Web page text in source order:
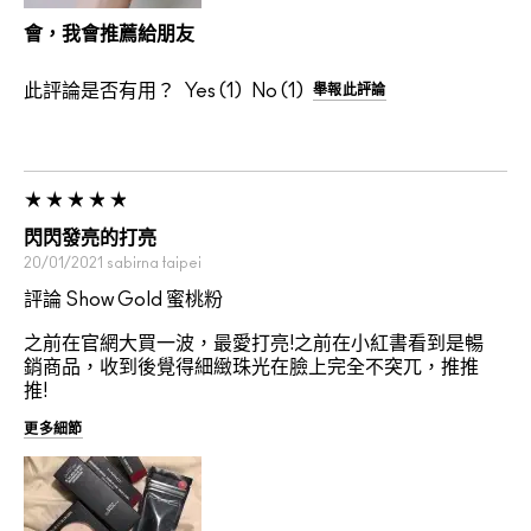
會，我會推薦給朋友
此評論是否有用？ 1 1 舉報此評論
閃閃發亮的打亮
20/01/2021 sabirna taipei
評論 Show Gold 蜜桃粉
之前在官網大買一波，最愛打亮!之前在小紅書看到是暢
銷商品，收到後覺得細緻珠光在臉上完全不突兀，推推
推!
更多細節